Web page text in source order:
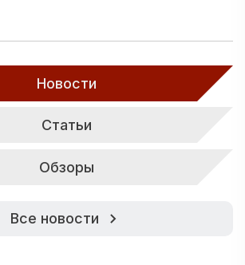
Новости
Статьи
Обзоры
Все новости